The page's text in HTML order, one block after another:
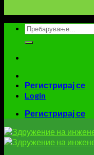
Регистрирај се
Login
Регистрирај се